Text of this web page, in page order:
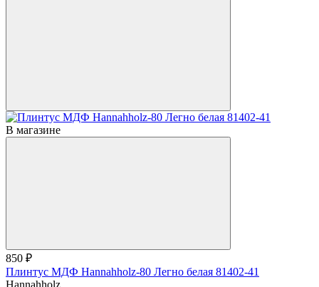
В магазине
850 ₽
Плинтус МДФ Hannahholz-80 Легно белая 81402-41
Hannahholz